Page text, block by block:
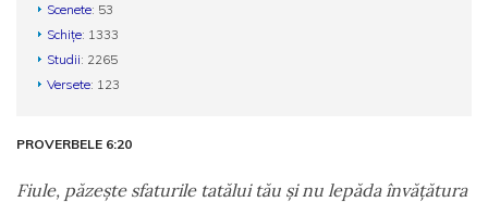
Scenete: 53
Schițe: 1333
Studii: 2265
Versete: 123
PROVERBELE 6:20
Fiule, păzeşte sfaturile tatălui tău şi nu lepăda învăţătura